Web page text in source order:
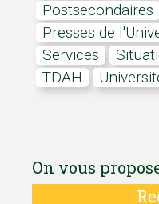
postsecondaires
Presses de
services
TDAH
On vous